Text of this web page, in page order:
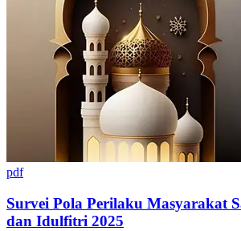
pdf
Survei Pola Perilaku Masyarakat
dan Idulfitri 2025